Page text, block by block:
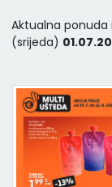
Aktualna ponuda
(srijeda)